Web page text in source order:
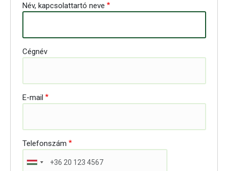
Név, kapcsolattartó neve
Cégnév
E-mail
Telefonszám